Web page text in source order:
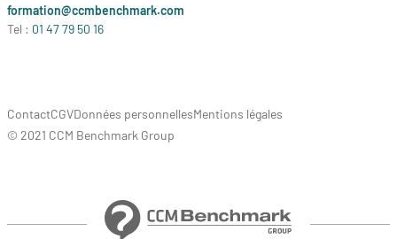
formation@ccmbenchmark.com
Tel : 01 47 79 50 16
ContactCGVDonnées personnellesMentions légales
© 2021 CCM Benchmark Group